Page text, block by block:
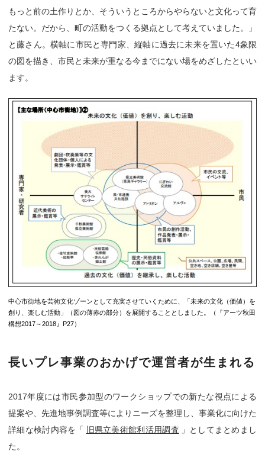
もっと前の土作りとか、そういうところからやらないと文化って育
たない。だから、町の活動をつくる拠点として考えていました。」
と藤さん。横軸に市民と専門家、縦軸に過去に未来を置いた4象限
の図を描き、市民と未来が重なる今までにない場をめざしたといい
ます。
中心市街地を芸術文化ゾーンとして充実させていくために、「未来の文化（価値）を
創り、楽しむ活動」（図の薄赤の部分）を展開することとしました。（『アーツ秋田
構想2017～2018』P27）
長いプレ事業のおかげで運営者が生まれる
2017年度には市民参加型のワークショップでの新たな視点による
提案や、先進地事例調査等によりニーズを整理し、事業化に向けた
詳細な検討内容を「
旧県立美術館利活用調査 」としてまとめまし
た。